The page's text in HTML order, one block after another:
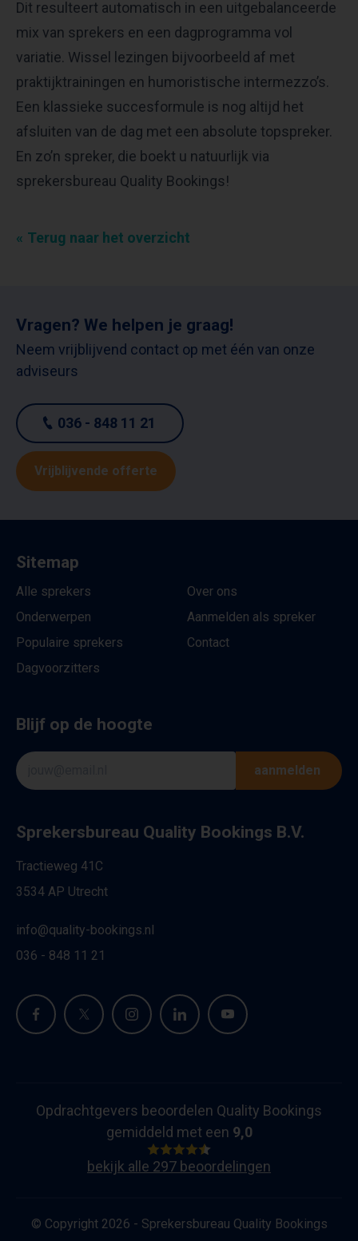
Dit resulteert automatisch in een uitgebalanceerde
mix van sprekers en een dagprogramma vol
variatie. Wissel lezingen bijvoorbeeld af met
praktijktrainingen en humoristische intermezzo’s.
Een klassieke succesformule is nog altijd het
afsluiten van de dag met een absolute topspreker.
En zo’n spreker, die boekt u natuurlijk via
sprekersbureau Quality Bookings!
Terug naar het overzicht
Vragen? We helpen je graag!
Neem vrijblijvend contact op met één van onze
adviseurs
036 - 848 11 21
Vrijblijvende offerte
Sitemap
Alle sprekers
Onderwerpen
Populaire sprekers
Dagvoorzitters
Over ons
Aanmelden als spreker
Contact
Blijf op de hoogte
aanmelden
Sprekersbureau Quality Bookings B.V.
Tractieweg 41C
3534 AP Utrecht
info@quality-bookings.nl
036 - 848 11 21
Opdrachtgevers beoordelen Quality Bookings
gemiddeld met een 9,0
bekijk alle 297 beoordelingen
© Copyright 2026 - Sprekersbureau Quality Bookings